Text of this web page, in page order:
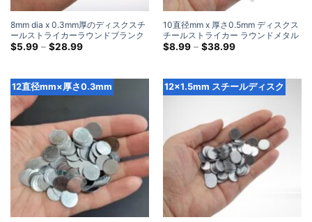
8mm dia x 0.3mm厚のディスクスチ
ールストライカーラウンドブランク
メタルスチールディスクストライク
$5.99 – $28.99価
を
通
$28.99
10直径mm x 厚さ0.5mm ディスクス
チールストライカー ラウンドメタル
スチールディスクストライクプレー
$8.99 – $38.99価
を
通
$38.99
12直径mm×厚さ0.3mm 12x1.5mm スチールディスク